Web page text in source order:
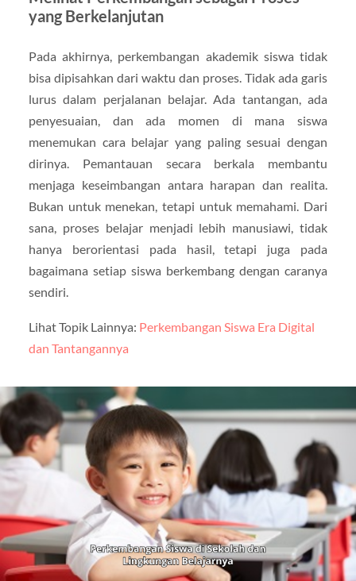
yang Berkelanjutan
Pada akhirnya, perkembangan akademik siswa tidak
bisa dipisahkan dari waktu dan proses. Tidak ada garis
lurus dalam perjalanan belajar. Ada tantangan, ada
penyesuaian, dan ada momen di mana siswa
menemukan cara belajar yang paling sesuai dengan
dirinya. Pemantauan secara berkala membantu
menjaga keseimbangan antara harapan dan realita.
Bukan untuk menekan, tetapi untuk memahami. Dari
sana, proses belajar menjadi lebih manusiawi, tidak
hanya berorientasi pada hasil, tetapi juga pada
bagaimana setiap siswa berkembang dengan caranya
sendiri.
Lihat Topik Lainnya: Perkembangan Siswa Era Digital
dan Tantangannya